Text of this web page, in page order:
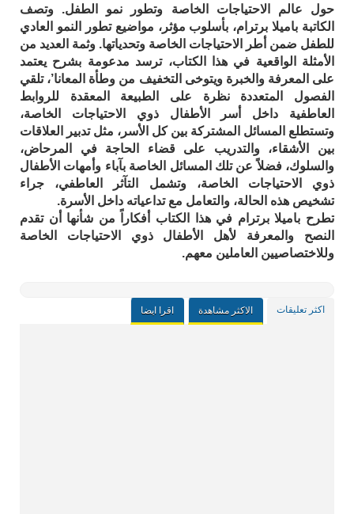
حول عالم الاحتياجات الخاصة وتطور نمو الطفل. وتصف
الكاتبة باميلا برترام، بأسلوب مؤثر، مواضيعتطور النمو العادي
للطفل ضمن أطر الاحتياجات الخاصة وتحدياتها. وثمة العديد من
الأمثلة الواقعية في هذا الكتاب، ترسد مدعومة بشرح يعتمد
على المعرفة والخبرة ويتوخى التخفيف من وطأة المعانا’، تلقي
الفصول المتعددة نظرة على الطبيعة المعقدة للروابط
العاطفية داخل أسر الأطفال ذوي الاحتياجات الخاصة،
وتستطلع المسائل المشتركة بين كل الأسر، مثل تدبير العلاقات
بين الأشقاء، والتدريب على قضاء الحاجة في المرحاض،
والسلوك، فضلاً عن تلك المسائل الخاصة بآباء وأمهات الأطفال
ذوي الاحتياجات الخاصة، وتشمل التآثر العاطفي، جراء
تشخيص هذه الحالة، والتعامل مع تداعياته داخل الأسرة.
تطرح باميلا برترام في هذا الكتاب أفكاراً من شأنها أن تقدم
النصح والمعرفة لأهل الأطفال ذوي الاحتياجات الخاصة
وللاختصاصيين العاملين معهم.
اكثر تعليقات الاكثر مشاهدة اقرا ايضا